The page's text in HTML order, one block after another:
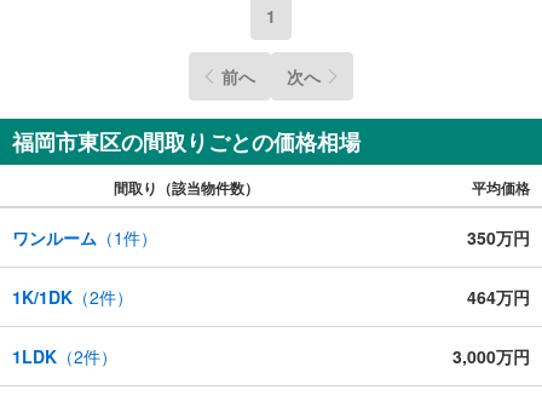
1
前へ 次へ
福岡市東区の間取りごとの価格相場
間取り（該当物件数） 平均価格
ワンルーム （1件） 350万円
1K/1DK （2件） 464万円
1LDK （2件） 3,000万円